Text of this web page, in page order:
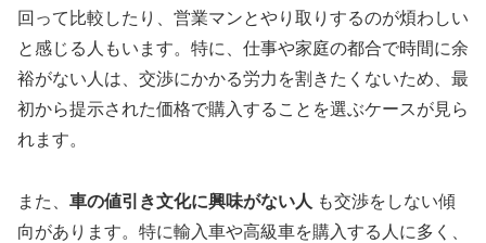
回って比較したり、営業マンとやり取りするのが煩わしい
と感じる人もいます。特に、仕事や家庭の都合で時間に余
裕がない人は、交渉にかかる労力を割きたくないため、最
初から提示された価格で購入することを選ぶケースが見ら
れます。
また、 車の値引き文化に興味がない人 も交渉をしない傾
向があります。特に輸入車や高級車を購入する人に多く、